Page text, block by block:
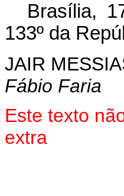
Brasília,
133º da
JAIR
Fábio Faria
Este texto
extra